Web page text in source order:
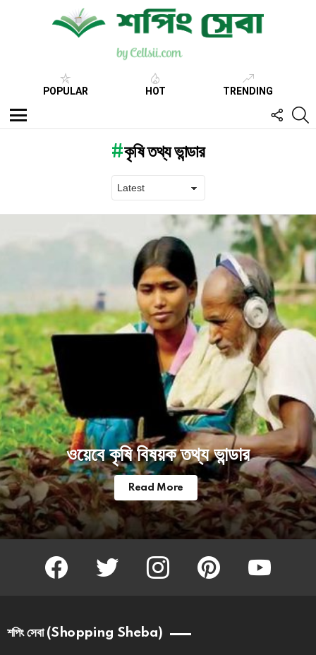
POPULAR HOT TRENDING
Menu
US
কৃষি তথ্য ভান্ডার
Latest
stories
ওয়েবে কৃষি বিষয়ক তথ্য ভান্ডার
Read More
facebook twitter instagram pinterest youtube
শপিং সেবা (Shopping Sheba)